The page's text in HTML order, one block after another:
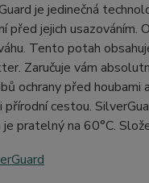
je jedinečná
před jejich
Tento potah
Zaručuje vám
ochrany před
přírodní cestou.
pratelný na 60°C.